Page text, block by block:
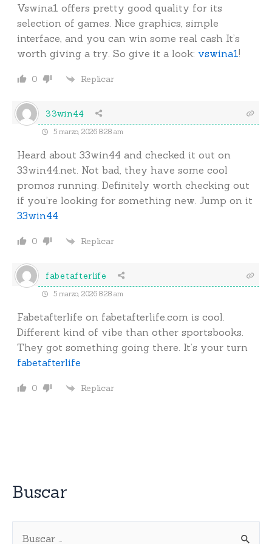
Vswina1 offers pretty good quality for its
selection of games. Nice graphics, simple
interface, and you can win some real cash It’s
worth giving a try. So give it a look: vswina1!
0 Replicar
33win44
5 marzo, 2026 8:28 am
Heard about 33win44 and checked it out on
33win44.net. Not bad, they have some cool
promos running. Definitely worth checking out
if you’re looking for something new. Jump on it
33win44
0 Replicar
fabetafterlife
5 marzo, 2026 8:28 am
Fabetafterlife on fabetafterlife.com is cool.
Different kind of vibe than other sportsbooks.
They got something going there. It’s your turn
fabetafterlife
0 Replicar
Buscar